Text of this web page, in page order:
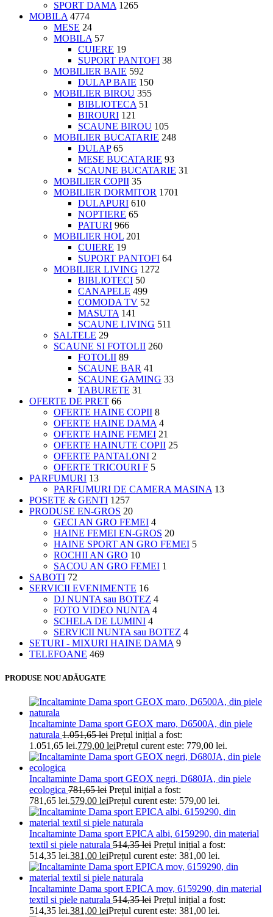
SPORT DAMA 1265
MOBILA 4774
MESE 24
MOBILA 57
CUIERE 19
SUPORT PANTOFI 38
MOBILIER BAIE 592
DULAP BAIE 150
MOBILIER BIROU 355
BIBLIOTECA 51
BIROURI 121
SCAUNE BIROU 105
MOBILIER BUCATARIE 248
DULAP 65
MESE BUCATARIE 93
SCAUNE BUCATARIE 31
MOBILIER COPII 35
MOBILIER DORMITOR 1701
DULAPURI 610
NOPTIERE 65
PATURI 966
MOBILIER HOL 201
CUIERE 19
SUPORT PANTOFI 64
MOBILIER LIVING 1272
BIBLIOTECI 50
CANAPELE 499
COMODA TV 52
MASUTA 141
SCAUNE LIVING 511
SALTELE 29
SCAUNE SI FOTOLII 260
FOTOLII 89
SCAUNE BAR 41
SCAUNE GAMING 33
TABURETE 31
OFERTE DE PRET 66
OFERTE HAINE COPII 8
OFERTE HAINE DAMA 4
OFERTE HAINE FEMEI 21
OFERTE HAINUTE COPII 25
OFERTE PANTALONI 2
OFERTE TRICOURI F 5
PARFUMURI 13
PARFUMURI DE CAMERA MASINA 13
POSETE & GENTI 1257
PRODUSE EN-GROS 20
GECI AN GRO FEMEI 4
HAINE FEMEI EN-GROS 20
HAINE SPORT AN GRO FEMEI 5
ROCHII AN GRO 10
SACOU AN GRO FEMEI 1
SABOTI 72
SERVICII EVENIMENTE 16
DJ NUNTA sau BOTEZ 4
FOTO VIDEO NUNTA 4
SCHELA DE LUMINI 4
SERVICII NUNTA sau BOTEZ 4
SETURI - MIXURI HAINE DAMA 9
TELEFOANE 469
PRODUSE NOU ADĂUGATE
Incaltaminte Dama sport GEOX maro, D6500A, din piele
naturala 1.051,65lei Prețul inițial a fost:
1.051,65 lei.779,00 leiPrețul curent este: 779,00 lei.
Incaltaminte Dama sport GEOX negri, D680JA, din piele
ecologica 781,65lei Prețul inițial a fost:
781,65 lei.579,00 leiPrețul curent este: 579,00 lei.
Incaltaminte Dama sport EPICA albi, 6159290, din material
textil si piele naturala 514,35lei Prețul inițial a fost:
514,35 lei.381,00 leiPrețul curent este: 381,00 lei.
Incaltaminte Dama sport EPICA mov, 6159290, din material
textil si piele naturala 514,35lei Prețul inițial a fost:
514,35 lei.381,00 leiPrețul curent este: 381,00 lei.